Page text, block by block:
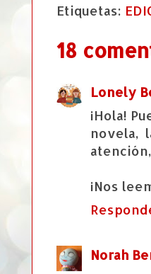
Etiquetas:
18
Lonely
¡Hola!
novela,
¡Nos
Norah